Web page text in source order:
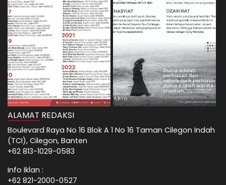
ALAMAT REDAKSI
Boulevard Raya No 16 Blok A 1 No 16 Taman Cilegon Indah
(TCI), Cilegon, Banten
+62 813-1029-0583
Info Iklan :
+62 821-2000-0527